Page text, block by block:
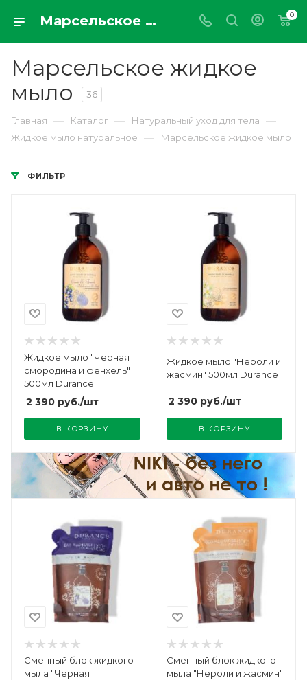
Марсельское жидкое мыло из Франции от лучших брендов премиум качества купить онлайн в Москве с доставкой по РФ parfumdemaison.ru 0
Марсельское жидкое
мыло
36
Главная — Каталог — Натуральный уход для тела —
Жидкое мыло натуральное — Марсельское жидкое мыло
ФИЛЬТР
Жидкое мыло "Черная
смородина и фенхель"
500мл Durance
2 390 руб./шт
В КОРЗИНУ
Жидкое мыло "Нероли и
жасмин" 500мл Durance
2 390руб./шт
В КОРЗИНУ
Сменный блок жидкого
мыла "Черная
Сменный блок жидкого
мыла "Нероли и жасмин"